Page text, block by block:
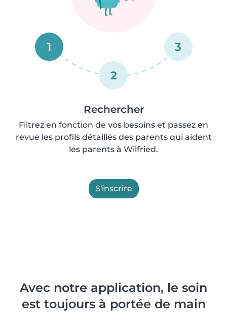
1
2
3
Rechercher
Filtrez en fonction de vos besoins et passez en
revue les profils détaillés des parents qui aident
les parents à Wilfried.
S'inscrire
Avec notre application, le soin
est toujours à portée de main